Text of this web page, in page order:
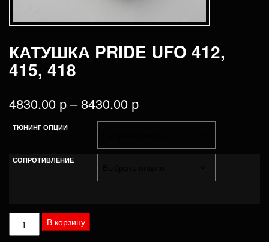
КАТУШКА PRIDE UFO 412,
415, 418
4830.00 р–8430.00 р
ТЮНИНГ ОПЦИИ
СОПРОТИВЛЕНИЕ
Количество
товара
В корзину